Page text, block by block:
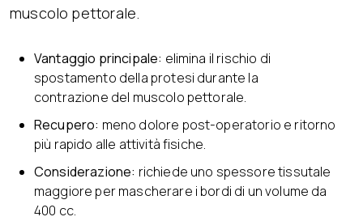
muscolo pettorale.
Vantaggio principale: elimina il rischio di
spostamento della protesi durante la
contrazione del muscolo pettorale.
Recupero: meno dolore post-operatorio e ritorno
più rapido alle attività fisiche.
Considerazione: richiede uno spessore tissutale
maggiore per mascherare i bordi di un volume da
400 cc.